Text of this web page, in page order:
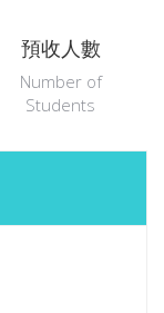
預收人數
Number of
Students